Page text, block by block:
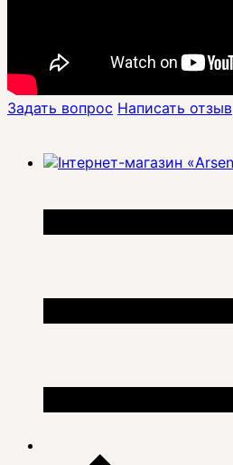
Задать вопрос Написать отзыв